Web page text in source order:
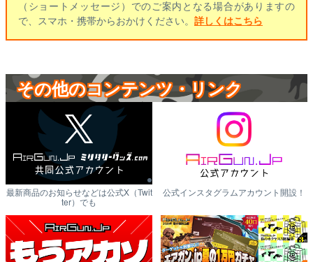
（ショートメッセージ）でのご案内となる場合がありますの
で、スマホ・携帯からおかけください。 詳しくはこちら
その他のコンテンツ・リンク
最新商品のお知らせなどは公式X（Twit
ter）でも
公式インスタグラムアカウント開設！